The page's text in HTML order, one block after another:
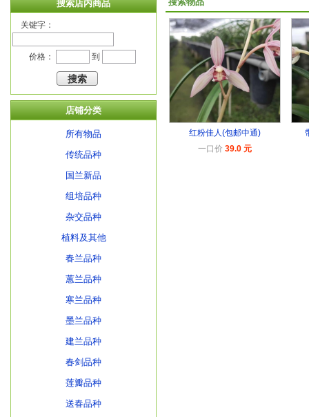
搜索店内商品
关键字：
价格： 到
店铺分类
所有物品
传统品种
国兰新品
组培品种
杂交品种
植料及其他
春兰品种
蕙兰品种
寒兰品种
墨兰品种
建兰品种
春剑品种
莲瓣品种
送春品种
红粉佳人(包邮中通)
一口价 39.0 元